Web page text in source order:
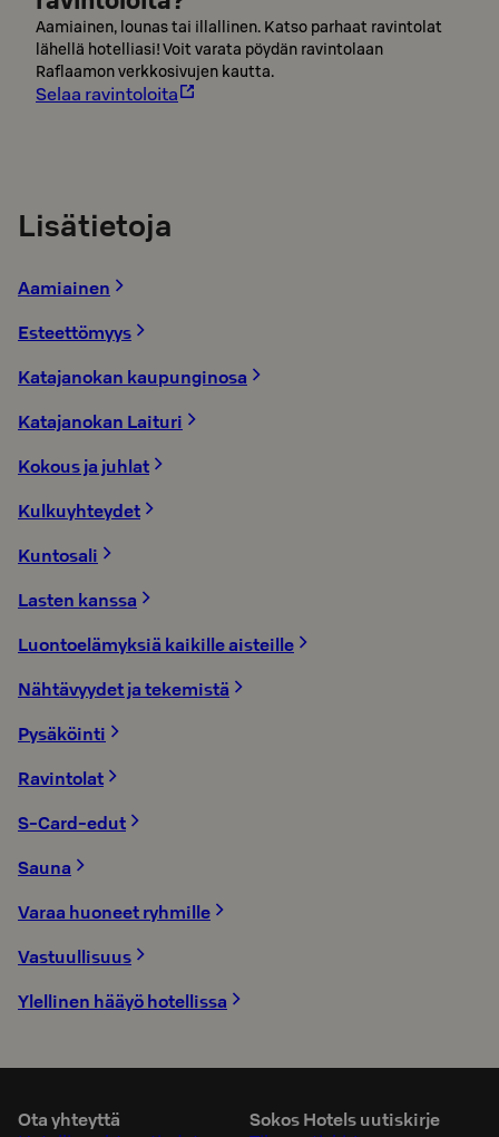
Aamiainen, lounas tai illallinen. Katso parhaat ravintolat
lähellä hotelliasi! Voit varata pöydän ravintolaan
Raflaamon verkkosivujen kautta.
Selaa ravintoloita
Lisätietoja
Aamiainen
Esteettömyys
Katajanokan kaupunginosa
Katajanokan Laituri
Kokous ja juhlat
Kulkuyhteydet
Kuntosali
Lasten kanssa
Luontoelämyksiä kaikille aisteille
Nähtävyydet ja tekemistä
Pysäköinti
Ravintolat
S-Card-edut
Sauna
Varaa huoneet ryhmille
Vastuullisuus
Ylellinen hääyö hotellissa
Ota yhteyttä
Sokos Hotels uutiskirje